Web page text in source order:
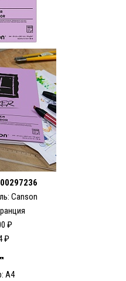
Canson
₽
₽
А4